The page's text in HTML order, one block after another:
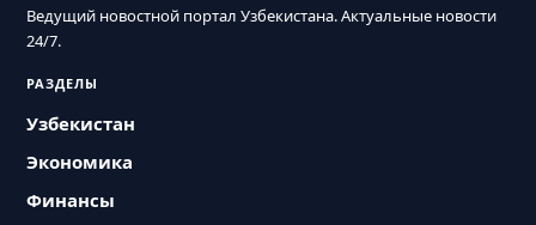
Ведущий новостной портал Узбекистана. Актуальные новости
24/7.
РАЗДЕЛЫ
Узбекистан
Экономика
Финансы